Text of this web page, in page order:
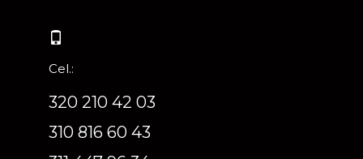
Cel.:
320 210 42 03
310 816 60 43